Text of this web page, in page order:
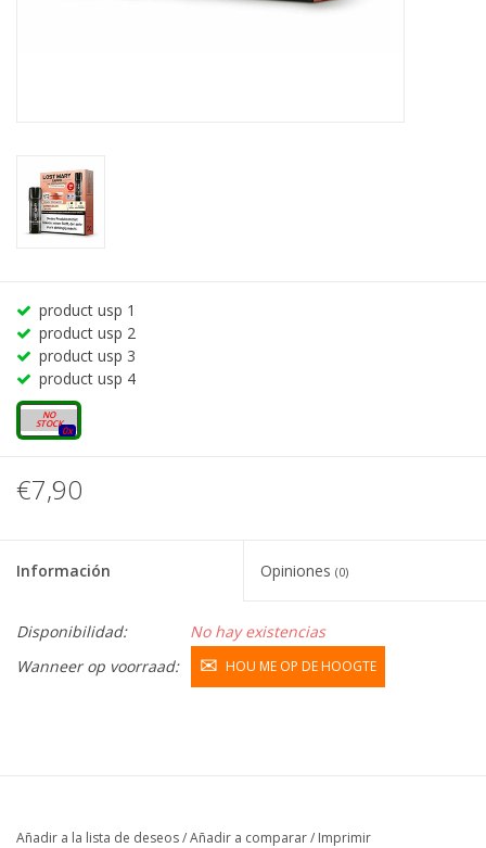
product usp 1
product usp 2
product usp 3
product usp 4
20mg
0x
€7,90
Información Opiniones (0)
Disponibilidad:
No hay existencias
Wanneer op voorraad:
HOU ME OP DE HOOGTE
Añadir a la lista de deseos/Añadir a comparar/ Imprimir